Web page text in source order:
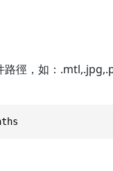
徑，如：